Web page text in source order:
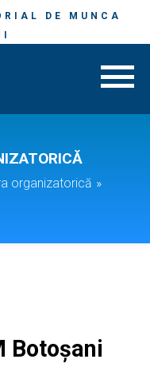
DE MUNCA
organizatorică »
Botoșani